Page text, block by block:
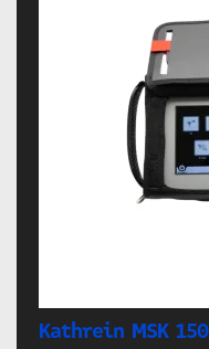
Kathrein MSK 150